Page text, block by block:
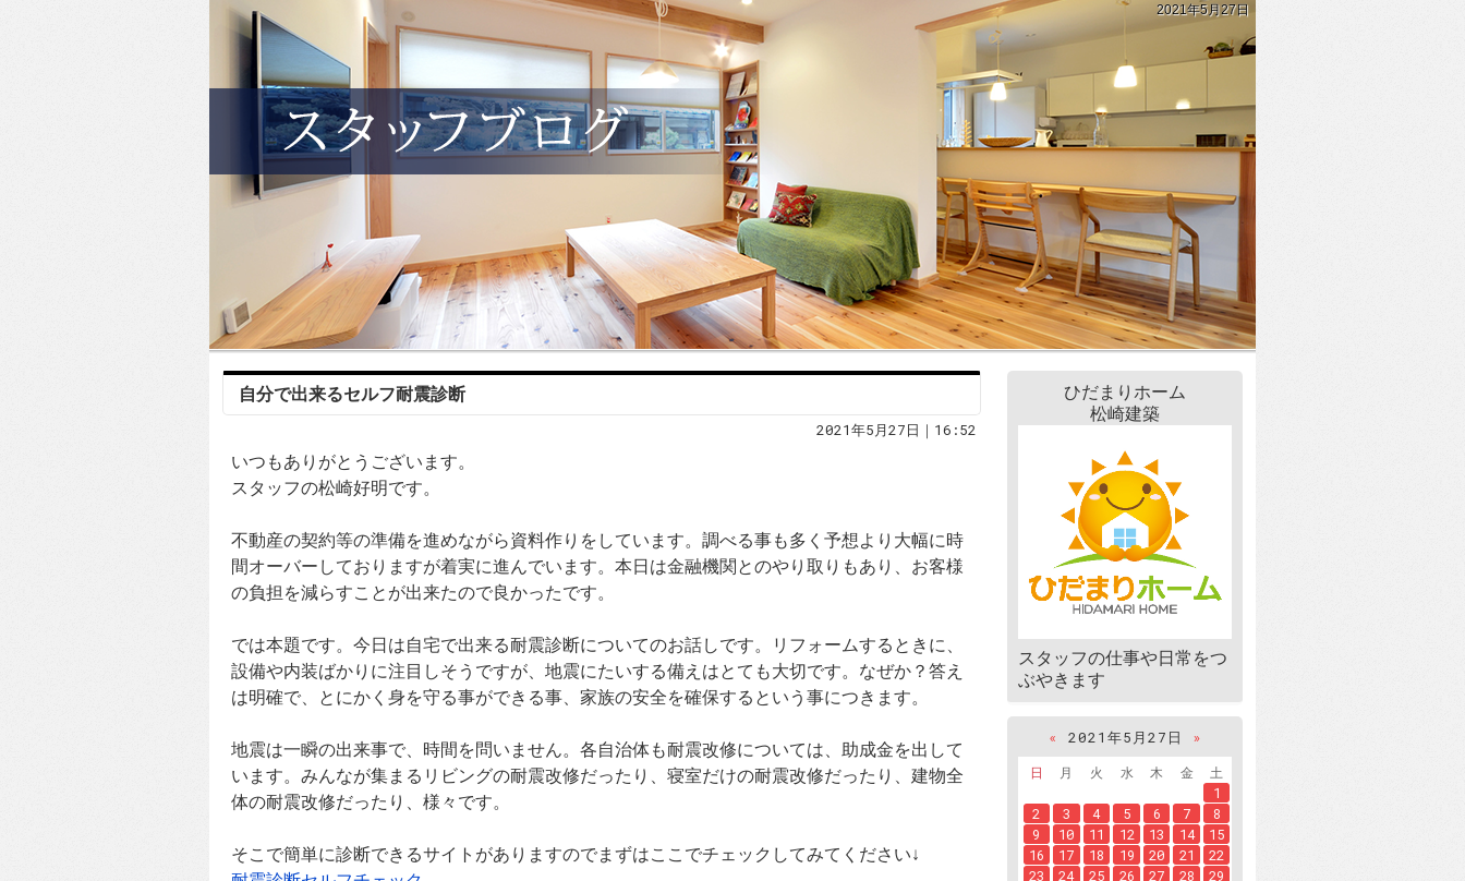
2021年5月27日
自分で出来るセルフ耐震診断
2021年5月27日｜16:52
いつもありがとうございます。
スタッフの松崎好明です。
不動産の契約等の準備を進めながら資料作りをしています。調べる事も多く予想より大幅に時
間オーバーしておりますが着実に進んでいます。本日は金融機関とのやり取りもあり、お客様
の負担を減らすことが出来たので良かったです。
では本題です。今日は自宅で出来る耐震診断についてのお話しです。リフォームするときに、
設備や内装ばかりに注目しそうですが、地震にたいする備えはとても大切です。なぜか？答え
は明確で、とにかく身を守る事ができる事、家族の安全を確保するという事につきます。
地震は一瞬の出来事で、時間を問いません。各自治体も耐震改修については、助成金を出して
います。みんなが集まるリビングの耐震改修だったり、寝室だけの耐震改修だったり、建物全
体の耐震改修だったり、様々です。
そこで簡単に診断できるサイトがありますのでまずはここでチェックしてみてください↓
ひだまりホーム
松崎建築
スタッフの仕事や日常をつ
ぶやきます
« 2021年5月27日
»
日
月 火 水 木 金
土
1
2
3 4 5 6 7
8
9
10 11 12 13 14
15
16
17 18 19 20 21
22
23
24 25 26 27 28
29